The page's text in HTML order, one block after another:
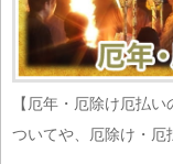
【厄年・厄除け厄払
ついてや、厄除け・厄